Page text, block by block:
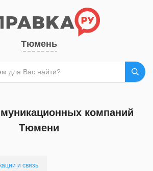
Тюмень
компаний
Тюмени
и связь